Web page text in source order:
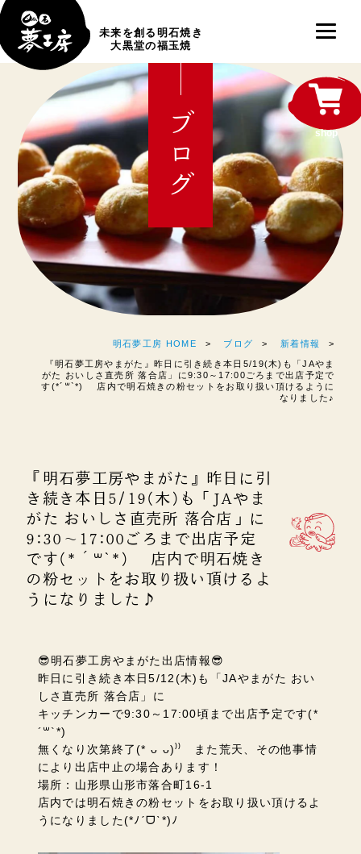
未来を創る明石焼き
大黒堂の福玉焼
ブログ
明石夢工房 HOME ブログ 新着情報
『明石夢工房やまがた』昨日に引き続き本日5/19(木)も「JAやま
がた おいしさ直売所 落合店」に9:30～17:00ごろまで出店予定で
す(*´꒳`*) 店内で明石焼きの粉セットをお取り扱い頂けるように
なりました♪
『明石夢工房やまがた』昨日に引
き続き本日5/19(木)も「JAやま
がた おいしさ直売所 落合店」に
9:30～17:00ごろまで出店予定
です(*´꒳`*) 店内で明石焼き
の粉セットをお取り扱い頂けるよ
うになりました♪
😎明石夢工房やまがた出店情報😎
昨日に引き続き本日5/12(木)も「JAやまがた おい
しさ直売所 落合店」に
キッチンカーで9:30～17:00頃まで出店予定です(*
´꒳`*)
無くなり次第終了(* ᴗ ᴗ)⁾⁾ また荒天、その他事情
により出店中止の場合あります！
場所：山形県山形市落合町16-1
店内では明石焼きの粉セットをお取り扱い頂けるよ
うになりました(*ﾉˊᗜˋ*)ﾉ
shop